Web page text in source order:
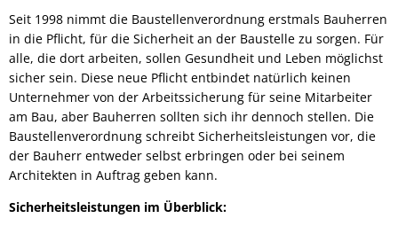
Seit 1998 nimmt die Baustellenverordnung erstmals Bauherren
in die Pflicht, für die Sicherheit an der Baustelle zu sorgen. Für
alle, die dort arbeiten, sollen Gesundheit und Leben möglichst
sicher sein. Diese neue Pflicht entbindet natürlich keinen
Unternehmer von der Arbeitssicherung für seine Mitarbeiter
am Bau, aber Bauherren sollten sich ihr dennoch stellen. Die
Baustellenverordnung schreibt Sicherheitsleistungen vor, die
der Bauherr entweder selbst erbringen oder bei seinem
Architekten in Auftrag geben kann.
Sicherheitsleistungen im Überblick: